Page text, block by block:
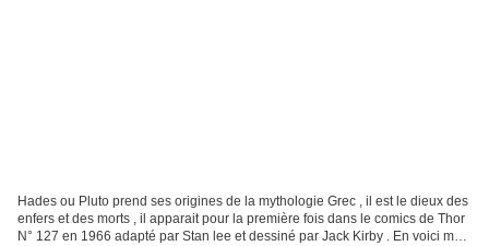
Hades ou Pluto prend ses origines de la mythologie Grec , il est le dieux des
enfers et des morts , il apparait pour la première fois dans le comics de Thor
N° 127 en 1966 adapté par Stan lee et dessiné par Jack Kirby . En voici mon